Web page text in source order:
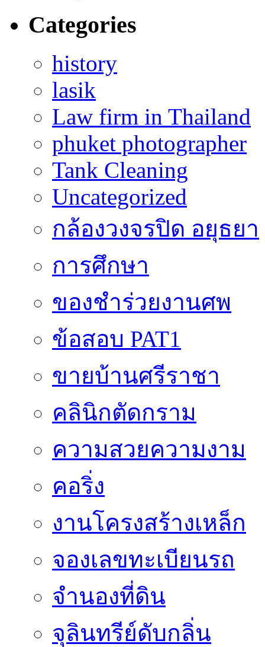
Categories
history
lasik
Law firm in Thailand
phuket photographer
Tank Cleaning
Uncategorized
กล้องวงจรปิด อยุธยา
การศึกษา
ของชำร่วยงานศพ
ข้อสอบ PAT1
ขายบ้านศรีราชา
คลินิกตัดกราม
ความสวยความงาม
คอริ่ง
งานโครงสร้างเหล็ก
จองเลขทะเบียนรถ
จำนองที่ดิน
จุลินทรีย์ดับกลิ่น